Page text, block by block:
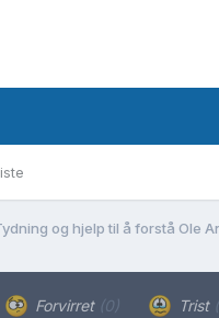
og hjelp til å forstå Ole
Forvirret (0) Trist